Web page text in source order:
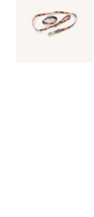
Bewertet
mit5.00von
5
IN DEN
WARENKORB